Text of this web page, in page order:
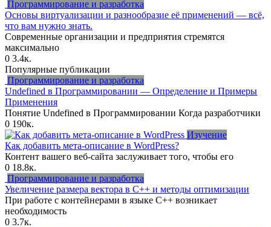
Программирование и разработка
Основы виртуализации и разнообразие её применений — всё,
что вам нужно знать.
Современные организации и предприятия стремятся
максимально
0 3.4к.
Популярные публикации
Программирование и разработка
Undefined в Программировании — Определение и Примеры
Применения
Понятие Undefined в Программировании Когда разработчики
0 190к.
Изучение
Как добавить мета-описание в WordPress?
Контент вашего веб-сайта заслуживает того, чтобы его
0 18.8к.
Программирование и разработка
Увеличение размера вектора в C++ и методы оптимизации
При работе с контейнерами в языке C++ возникает
необходимость
0 3.7к.